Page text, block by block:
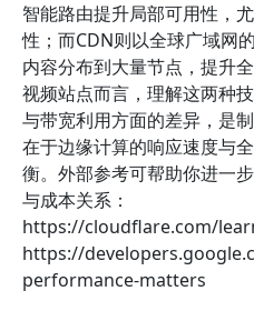
智能路由提升局部可用性，
性；而CDN则以全球广域网
内容分布到大量节点，提升
视频站点而言，理解这两种
与带宽利用方面的差异，是
在于边缘计算的响应速度与
衡。外部参考可帮助你进一
与成本关系：
https://cloudflare.com/
https://
performance-matters